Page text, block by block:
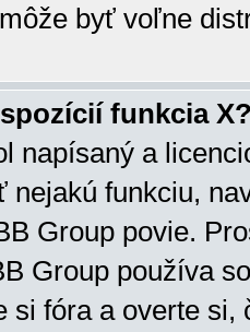
byť voľne
funkcia
napísaný a
nejakú funkciu,
Group povie.
Group používa
si fóra a overte